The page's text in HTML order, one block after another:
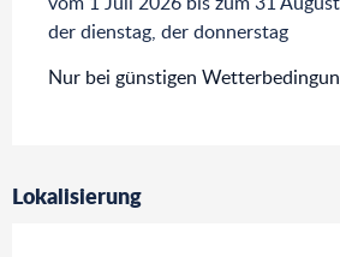
der dienstag, der donnerstag
Nur bei günstigen
Lokalisierung